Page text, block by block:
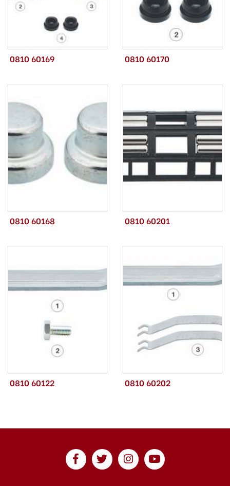
0810 60169 0810 60170
0810 60168 0810 60201
0810 60122 0810 60202